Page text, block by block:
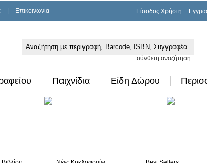
Επικοινωνία Είσοδος Χρήστη
σύνθετη αναζήτηση
Παιχνίδια Είδη Δώρου